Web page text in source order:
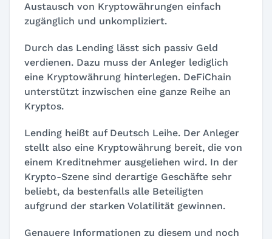
Austausch von Kryptowährungen einfach
zugänglich und unkompliziert.
Durch das Lending lässt sich passiv Geld
verdienen. Dazu muss der Anleger lediglich
eine Kryptowährung hinterlegen. DeFiChain
unterstützt inzwischen eine ganze Reihe an
Kryptos.
Lending heißt auf Deutsch Leihe. Der Anleger
stellt also eine Kryptowährung bereit, die von
einem Kreditnehmer ausgeliehen wird. In der
Krypto-Szene sind derartige Geschäfte sehr
beliebt, da bestenfalls alle Beteiligten
aufgrund der starken Volatilität gewinnen.
Genauere Informationen zu diesem und noch